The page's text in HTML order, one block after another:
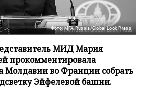
Фото: MFA Russia/Global Look Press
МИД Мария
прокомментировала
Молдавии во Франции собрать
Эйфелевой башни.